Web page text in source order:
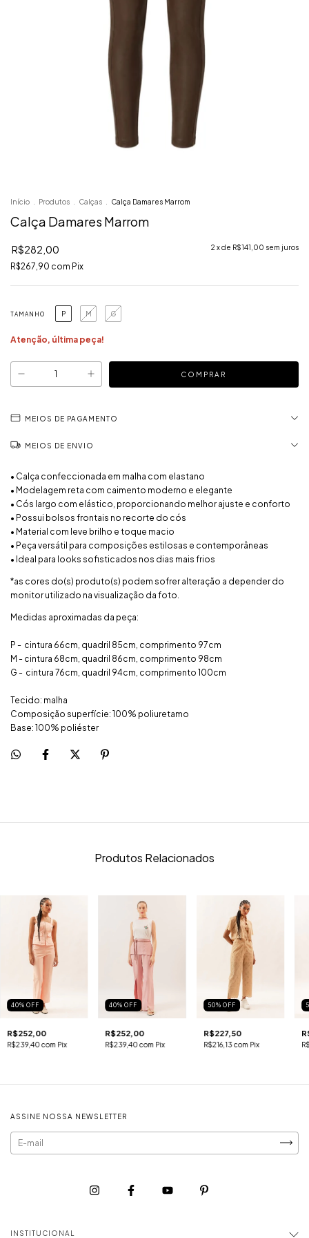
Início Produtos Calças Calça Damares Marrom
Calça Damares Marrom
R$282,00 2 x de R$141,00 sem juros
R$267,90 com Pix
TAMANHO P M G
Atenção, última peça!
MEIOS DE PAGAMENTO
MEIOS DE ENVIO
• Calça confeccionada em malha com elastano
• Modelagem reta com caimento moderno e elegante
• Cós largo com elástico, proporcionando melhor ajuste e conforto
• Possui bolsos frontais no recorte do cós
• Material com leve brilho e toque macio
• Peça versátil para composições estilosas e contemporâneas
• Ideal para looks sofisticados nos dias mais frios
*as cores do(s) produto(s) podem sofrer alteração a depender do
monitor utilizado na visualização da foto.
Medidas aproximadas da peça:
P - cintura 66cm, quadril 85cm, comprimento 97cm
M - cintura 68cm, quadril 86cm, comprimento 98cm
G - cintura 76cm, quadril 94cm, comprimento 100cm
Tecido: malha
Composição superfície: 100% poliuretamo
Base: 100% poliéster
Produtos Relacionados
40% OFF
R$252,00
R$239,40com Pix
40%OFF
R$252,00
R$239,40com Pix
50% OFF
R$227,50
R$216,13com Pix
ASSINE NOSSA NEWSLETTER
INSTITUCIONAL